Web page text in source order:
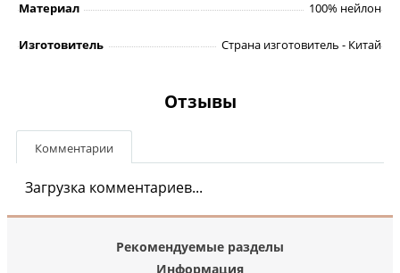
Материал 100% нейлон
Изготовитель Страна изготовитель - Китай
Отзывы
Комментарии
Загрузка комментариев...
Рекомендуемые разделы
Информация